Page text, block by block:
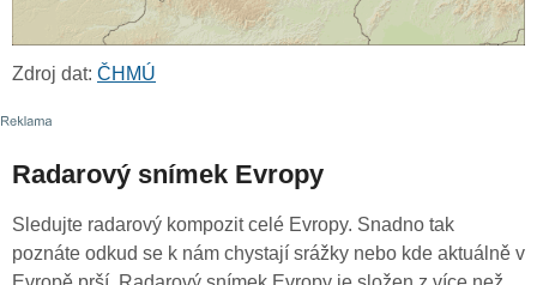
Zdroj dat: ČHMÚ
Radarový snímek Evropy
Sledujte radarový kompozit celé Evropy. Snadno tak
poznáte odkud se k nám chystají srážky nebo kde aktuálně v